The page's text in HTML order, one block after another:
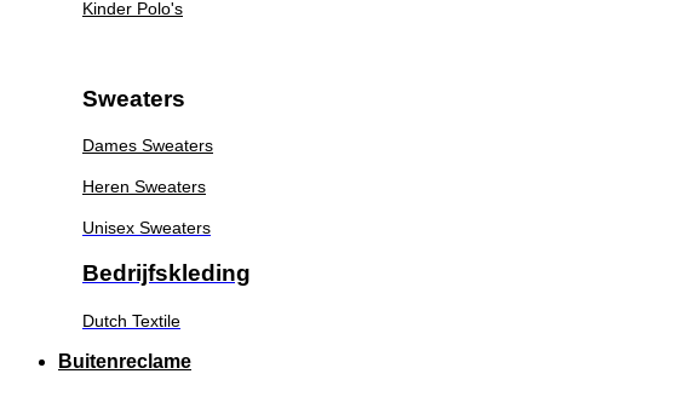
Kinder Polo's
Sweaters
Dames Sweaters
Heren Sweaters
Unisex Sweaters
Bedrijfskleding
Dutch Textile
Buitenreclame